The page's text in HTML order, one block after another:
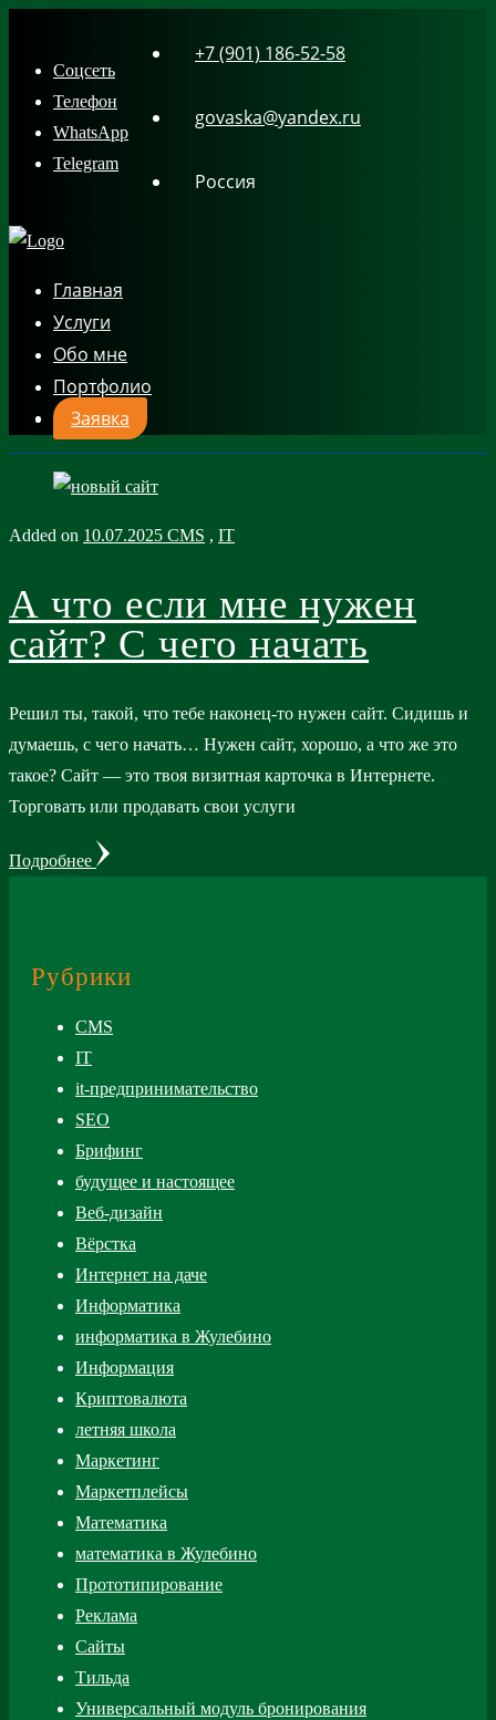
content
Соцсеть
Телефон
WhatsApp
Telegram
+7 (901) 186-52-58
govaska@yandex.ru
Россия
Главная
Услуги
Обо мне
Портфолио
Заявка
Added on 10.07.2025 CMS , IT
А что если мне нужен
сайт? С чего начать
Решил ты, такой, что тебе наконец-то нужен сайт. Сидишь и
думаешь, с чего начать… Нужен сайт, хорошо, а что же это
такое? Сайт — это твоя визитная карточка в Интернете.
Торговать или продавать свои услуги
Подробнее
Рубрики
CMS
IT
it-предпринимательство
SEO
Брифинг
будущее и настоящее
Веб-дизайн
Вёрстка
Интернет на даче
Информатика
информатика в Жулебино
Информация
Криптовалюта
летняя школа
Маркетинг
Маркетплейсы
Математика
математика в Жулебино
Прототипирование
Реклама
Сайты
Тильда
Универсальный модуль бронирования